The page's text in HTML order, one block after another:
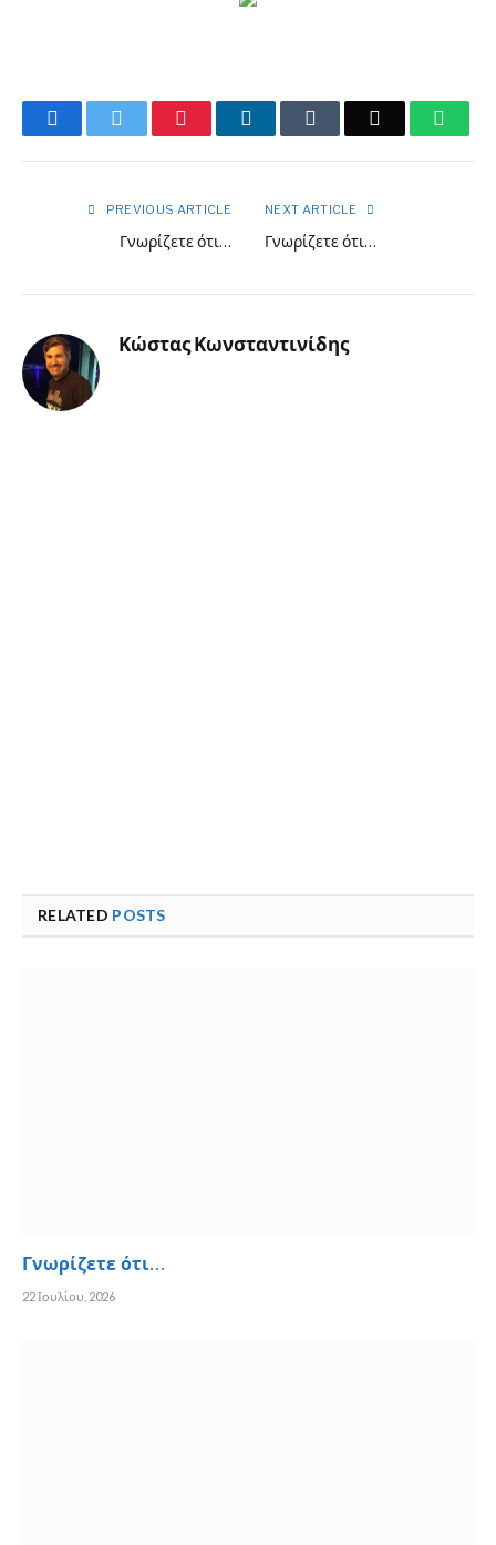
Facebook Twitter Pinterest LinkedIn Tumblr
PREVIOUS ARTICLE
Γνωρίζετε ότι…
NEXT ARTICLE
Γνωρίζετε ότι…
Κώστας Κωνσταντινίδης
RELATED POSTS
Γνωρίζετε ότι…
22 Ιουλίου, 2026